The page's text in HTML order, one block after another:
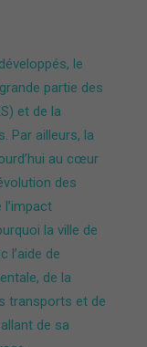
le
partie des
et de la
Par ailleurs, la
au cœur
des
la ville de
l’aide de
de la
transports et de
de sa